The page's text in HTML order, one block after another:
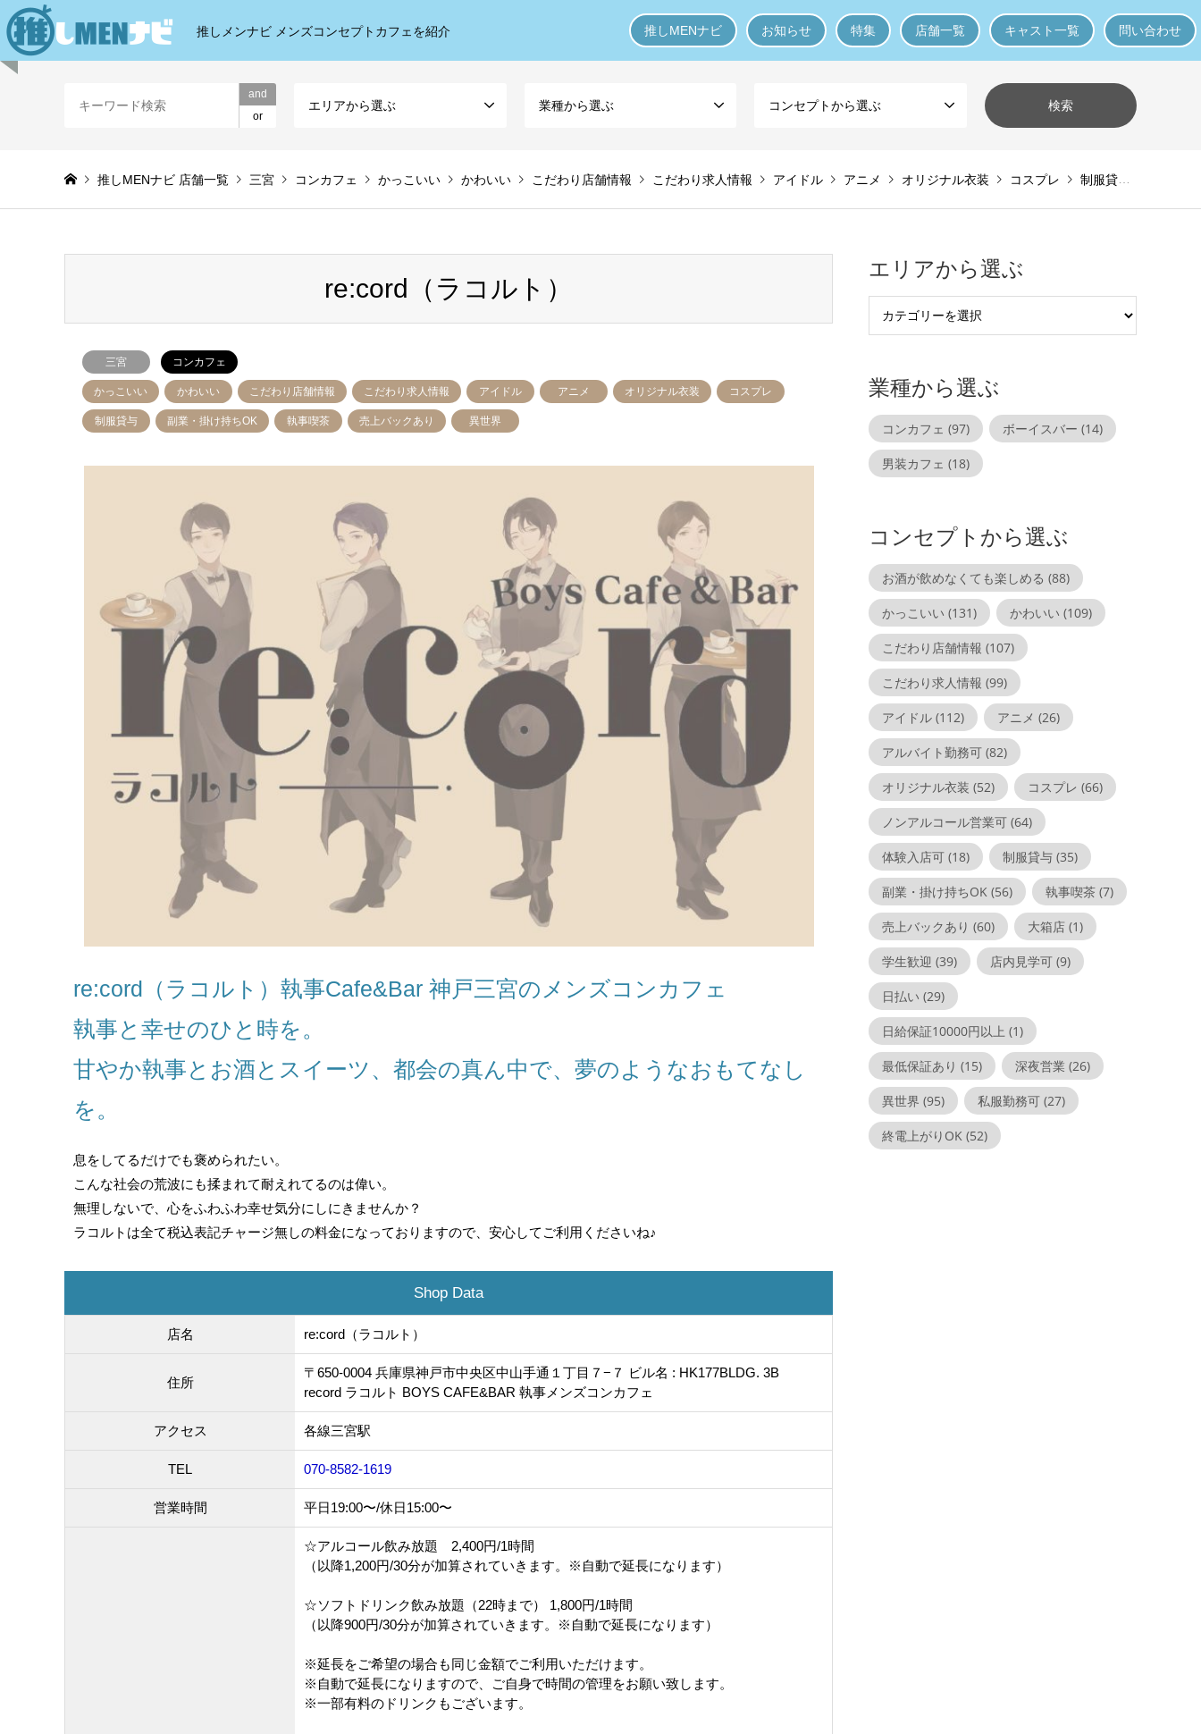
推しメンナビ メンズコンセプトカフェを紹介 推しMENナビ お知らせ 特集 店舗一覧 キャスト一覧 問い合わせ
and
or
エリアから選ぶ 業種から選ぶ コンセプトから選ぶ
推しMENナビ 店舗一覧 三宮 コンカフェ かっこいい かわいい こだわり店舗情報 こだわり求人情報 アイドル アニメ オリジナル衣装 コスプレ 制服貸与
re:cord（ラコルト）
三宮 コンカフェ
かっこいい かわいい こだわり店舗情報 こだわり求人情報 アイドル アニメ オリジナル衣装 コスプレ
制服貸与 副業・掛け持ちOK 執事喫茶 売上バックあり 異世界
re:cord（ラコルト）執事Cafe&Bar 神戸三宮のメンズコンカフェ
執事と幸せのひと時を。
甘やか執事とお酒とスイーツ、都会の真ん中で、夢のようなおもてなし
を。
息をしてるだけでも褒められたい。
こんな社会の荒波にも揉まれて耐えれてるのは偉い。
無理しないで、心をふわふわ幸せ気分にしにきませんか？
ラコルトは全て税込表記チャージ無しの料金になっておりますので、安心してご利用くださいね♪
Shop Data
店名 re:cord （ラコルト）
住所
〒650-0004 兵庫県神戸市中央区中山手通１丁目７−７ ビル名 : HK177BLDG. 3B
record ラコルト BOYS CAFE&BAR 執事メンズコンカフェ
アクセス 各線三宮駅
TEL 070-8582-1619
営業時間 平日19:00〜/休日15:00〜
☆アルコール飲み放題 2,400円/1時間
（以降1,200円/30分が加算されていきます。※自動で延長になります）
☆ソフトドリンク飲み放題（22時まで） 1,800円/1時間
（以降900円/30分が加算されていきます。※自動で延長になります）
※延長をご希望の場合も同じ金額でご利用いただけます。
※自動で延長になりますので、ご自身で時間の管理をお願い致します。
※一部有料のドリンクもございます。
エリアから選ぶ
業種から選ぶ
コンカフェ (97) ボーイスバー (14)
男装カフェ (18)
コンセプトから選ぶ
お酒が飲めなくても楽しめる (88)
かっこいい (131) かわいい (109)
こだわり店舗情報 (107)
こだわり求人情報 (99)
アイドル (112) アニメ (26)
アルバイト勤務可 (82)
オリジナル衣装 (52) コスプレ (66)
ノンアルコール営業可 (64)
体験入店可 (18) 制服貸与 (35)
副業・掛け持ちOK (56) 執事喫茶 (7)
売上バックあり (60) 大箱店 (1)
学生歓迎 (39) 店内見学可 (9)
日払い (29)
日給保証10000円以上 (1)
最低保証あり (15) 深夜営業 (26)
異世界 (95) 私服勤務可 (27)
終電上がりOK (52)